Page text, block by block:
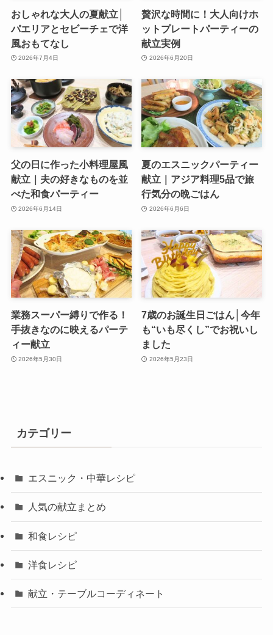
おしゃれな大人の夏献立│
パエリアとセビーチェで洋
風おもてなし
2026年7月4日
贅沢な時間に！大人向けホ
ットプレートパーティーの
献立実例
2026年6月20日
父の日に作った小料理屋風
献立｜夫の好きなものを並
べた和食パーティー
2026年6月14日
夏のエスニックパーティー
献立｜アジア料理5品で旅
行気分の晩ごはん
2026年6月6日
業務スーパー縛りで作る！
手抜きなのに映えるパーテ
ィー献立
2026年5月30日
7歳のお誕生日ごはん│今年
も“いも尽くし”でお祝いし
ました
2026年5月23日
カテゴリー
エスニック・中華レシピ
人気の献立まとめ
和食レシピ
洋食レシピ
献立・テーブルコーディネート